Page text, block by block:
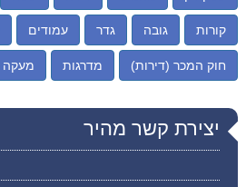
קורות גובה גדר עמודים
חוק המכר (דירות) מדרגות מעקה
יצירת קשר מהיר